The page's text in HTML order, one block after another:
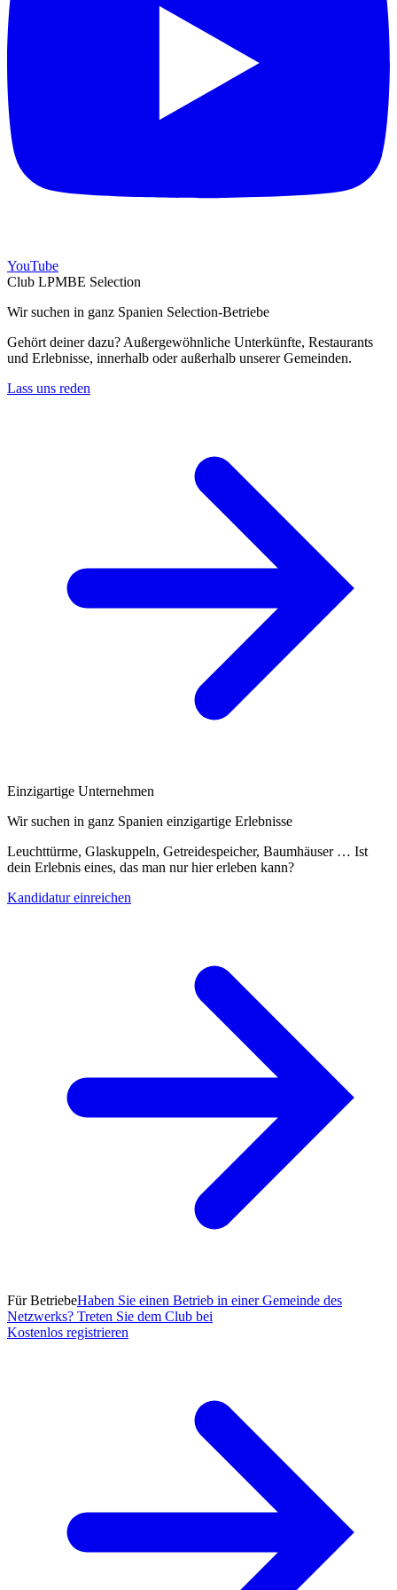
YouTube
Club LPMBE Selection
Wir suchen in ganz Spanien Selection-Betriebe
Gehört deiner dazu? Außergewöhnliche Unterkünfte, Restaurants
und Erlebnisse, innerhalb oder außerhalb unserer Gemeinden.
Lass uns reden
Einzigartige Unternehmen
Wir suchen in ganz Spanien einzigartige Erlebnisse
Leuchttürme, Glaskuppeln, Getreidespeicher, Baumhäuser … Ist
dein Erlebnis eines, das man nur hier erleben kann?
Kandidatur einreichen
Für BetriebeHaben Sie einen Betrieb in einer Gemeinde des
Netzwerks? Treten Sie dem Club bei
Kostenlos registrieren